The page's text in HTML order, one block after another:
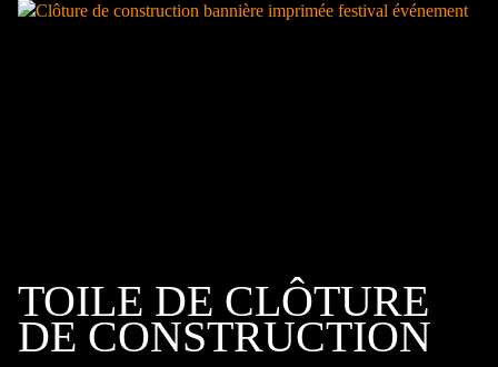
TOILE DE CLÔTURE
DE CONSTRUCTION